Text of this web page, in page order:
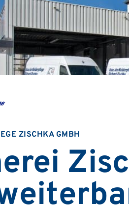
ZISCHKA GMBH